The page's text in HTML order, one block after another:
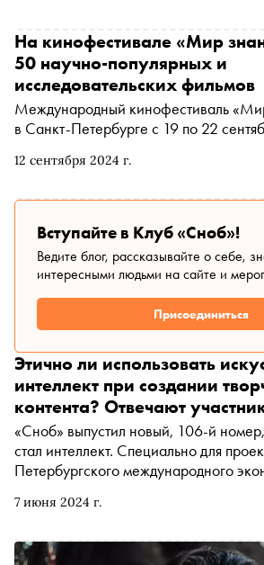
12 сентября 2024 г.
На кинофестивале «Мир
50 научно-популярных и
исследовательских фильмов
Международный кинофестиваль
в Санкт-Петербурге с 19 по 22
Вступайте в Клуб «Сноб»!
Ведите блог, рассказывайте о себе,
интересными людьми на сайте и
Присоединиться
7 июня 2024 г.
Этично ли использовать
интеллект при создании
контента? Отвечают
«Сноб» выпустил новый, 106-й номер, темой которого
стал интеллект. Специально для
Петербургского международного
использовать нейросети и ИИ в